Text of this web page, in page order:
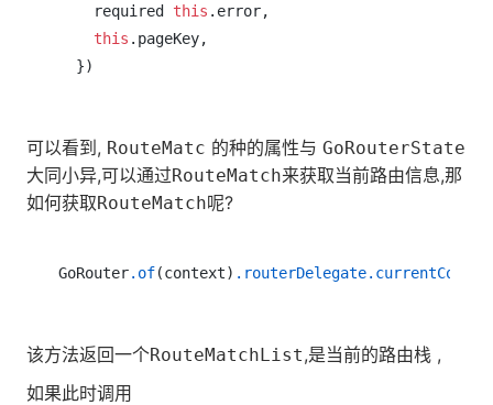
    required
this .error,
this .pageKey,
可以看到, RouteMatc 的种的属性与 GoRouterState
大同小异,可以通过RouteMatch来获取当前路由信息,那
如何获取RouteMatch呢?
GoRouter.of(context) .routerDelegate
该方法返回一个RouteMatchList,是当前的路由栈 ,
如果此时调用